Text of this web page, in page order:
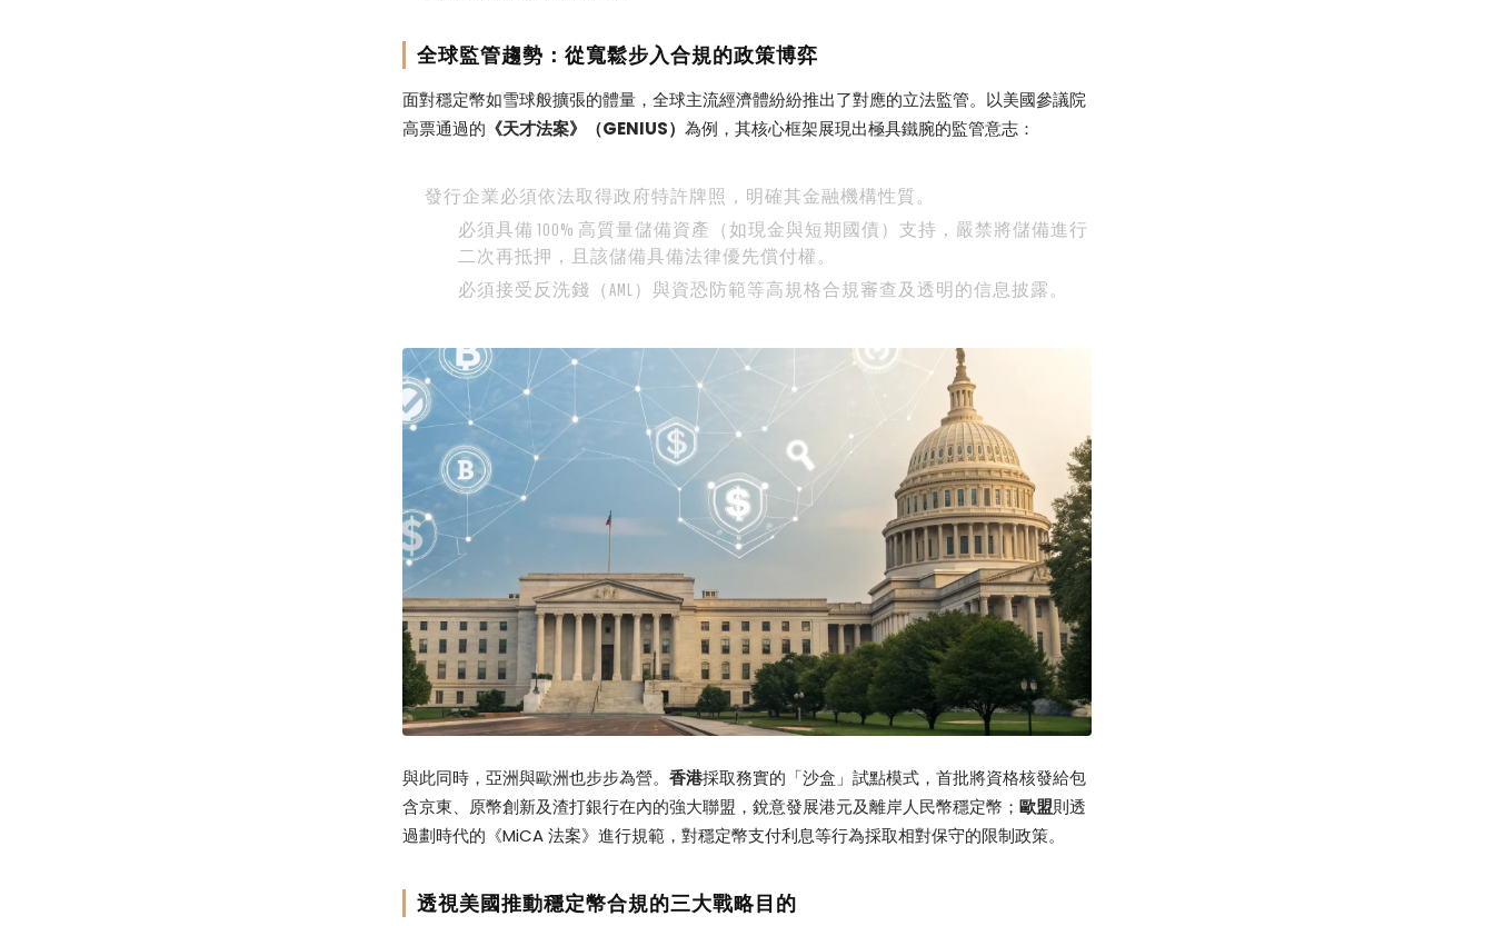
全球監管趨勢：從寬鬆步入合規的政策博弈
面對穩定幣如雪球般擴張的體量，全球主流經濟體紛紛推出了對應的立法監管。以美國參議院
高票通過的 《天才法案》（GENIUS） 為例，其核心框架展現出極具鐵腕的監管意志：
發行企業必須依法取得政府特許牌照，明確其金融機構性質。
必須具備 100% 高質量儲備資產（如現金與短期國債）支持，嚴禁將儲備進行
二次再抵押，且該儲備具備法律優先償付權。
必須接受反洗錢（AML）與資恐防範等高規格合規審查及透明的信息披露。
與此同時，亞洲與歐洲也步步為營。 香港採取務實的「沙盒」試點模式，首批將資格核發給包
含京東、原幣創新及渣打銀行在內的強大聯盟，銳意發展港元及離岸人民幣穩定幣； 歐盟則透
過劃時代的《MiCA 法案》進行規範，對穩定幣支付利息等行為採取相對保守的限制政策。
透視美國推動穩定幣合規的三大戰略目的